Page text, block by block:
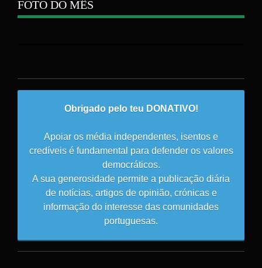
FOTO DO MÊS
Obrigado pelo teu DONATIVO!
Apoiar os média independentes, isentos e
credíveis é fundamental para defender os valores
democráticos.
A sua generosidade permite a publicação diária
de notícias, artigos de opinião, crónicas e
informação do interesse das comunidades
portuguesas.